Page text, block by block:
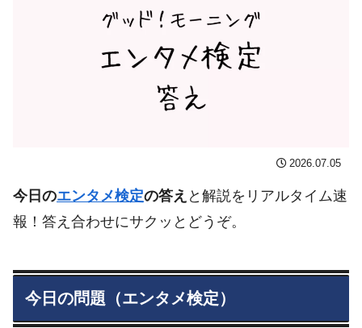
2026.07.05
今日のエンタメ検定の答え と解説をリアルタイム速
報！答え合わせにサクッとどうぞ。
今日の問題（エンタメ検定）